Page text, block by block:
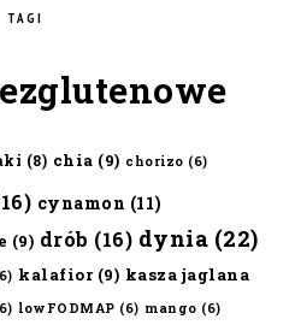
TAGI
(8) chia (9) chorizo (6)
cynamon (11)
(9) drób (16) dynia (22)
kalafior(9) kasza jaglana
lowFODMAP (6) mango (6)